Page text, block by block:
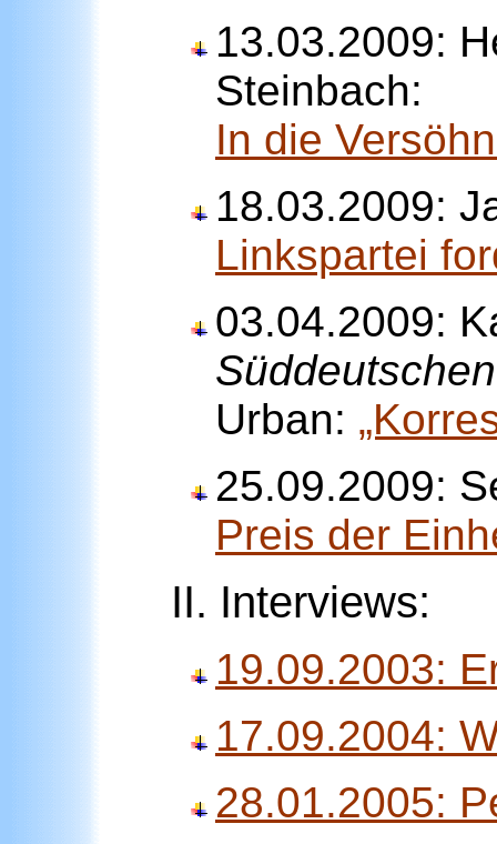
13.03.2009:
Steinbach:
In die
18.03.2009:
Linkspartei
03.04.2009:
Urban:
25.09.2009:
Preis der
II. Interviews:
19.09.2003:
17.09.2004:
28.01.2005: